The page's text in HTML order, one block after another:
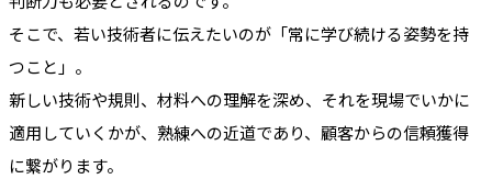
そこで、若い技術者に伝えたいのが「常に学び続ける姿勢を持
つこと」。
新しい技術や規則、材料への理解を深め、それを現場でいかに
適用していくかが、熟練への近道であり、顧客からの信頼獲得
に繋がります。